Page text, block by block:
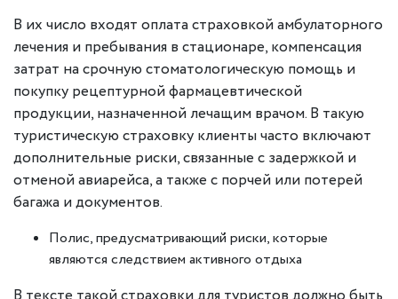
В их число входят оплата страховкой амбулаторного
лечения и пребывания в стационаре, компенсация
затрат на срочную стоматологическую помощь и
покупку рецептурной фармацевтической
продукции, назначенной лечащим врачом. В такую
туристическую страховку клиенты часто включают
дополнительные риски, связанные с задержкой и
отменой авиарейса, а также с порчей или потерей
багажа и документов.
Полис, предусматривающий риски, которые
являются следствием активного отдыха